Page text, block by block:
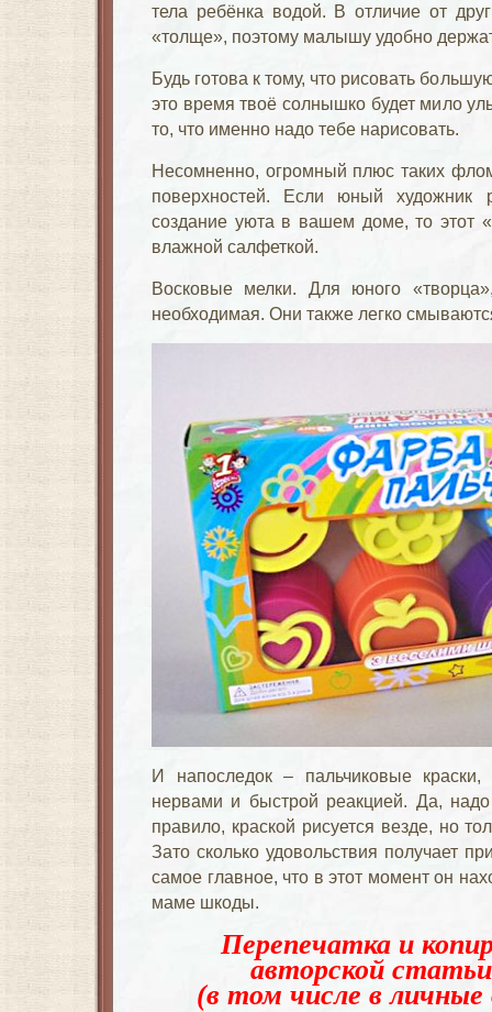
тела ребёнка водой. В отличие от
«толще», поэтому малышу удобно
Будь готова к тому, что рисовать
это время твоё солнышко будет мило
то, что именно надо тебе нарисовать.
Несомненно, огромный плюс таких
поверхностей. Если юный
создание уюта в вашем доме, то этот
влажной салфеткой.
Восковые мелки. Для юного
необходимая. Они также легко
И напоследок – пальчиковые
нервами и быстрой реакцией. Да,
правило, краской рисуется везде, но
Зато сколько удовольствия получает
самое главное, что в этот момент он
маме шкоды.
Перепечатка и
авторской
(в том числе в личные